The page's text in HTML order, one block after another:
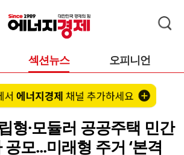
섹션뉴스 오피니언
형·모듈러 공공주택 민간
모...미래형 주거 ‘본격